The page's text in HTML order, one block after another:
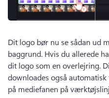
Dit logo bør nu se sådan ud
baggrund. Hvis du allerede
dit logo som en overlejring.
downloades også
på mediefanen på